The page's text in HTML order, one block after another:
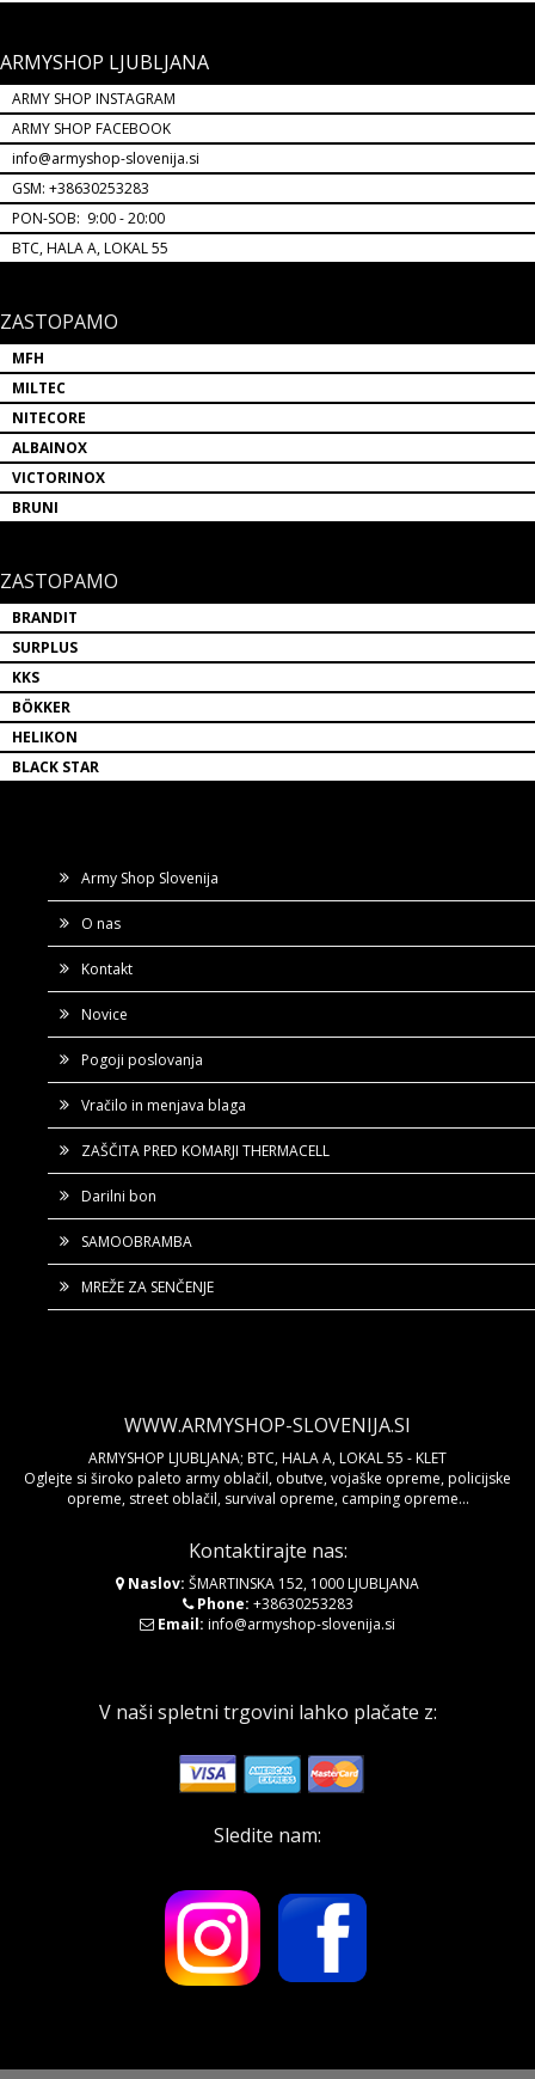
ARMYSHOP LJUBLJANA
ARMY SHOP INSTAGRAM
ARMY SHOP FACEBOOK
info@armyshop-slovenija.si
GSM: +38630253283
PON-SOB: 9:00 - 20:00
BTC, HALA A, LOKAL 55
ZASTOPAMO
MFH
MILTEC
NITECORE
ALBAINOX
VICTORINOX
BRUNI
ZASTOPAMO
BRANDIT
SURPLUS
KKS
BÖKKER
HELIKON
BLACK STAR
Army Shop Slovenija
O nas
Kontakt
Novice
Pogoji poslovanja
Vračilo in menjava blaga
ZAŠČITA PRED KOMARJI THERMACELL
Darilni bon
SAMOOBRAMBA
MREŽE ZA SENČENJE
WWW.ARMYSHOP-SLOVENIJA.SI
ARMYSHOP LJUBLJANA; BTC, HALA A, LOKAL 55 - KLET
Oglejte si široko paleto army oblačil, obutve, vojaške opreme, policijske
opreme, street oblačil, survival opreme, camping opreme...
Kontaktirajte nas:
Naslov: ŠMARTINSKA 152, 1000 LJUBLJANA
Phone: +38630253283
Email: info@armyshop-slovenija.si
V naši spletni trgovini lahko plačate z:
Sledite nam: